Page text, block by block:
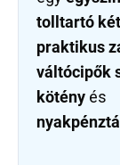
tolltartó
praktikus
váltócipők
kötény és